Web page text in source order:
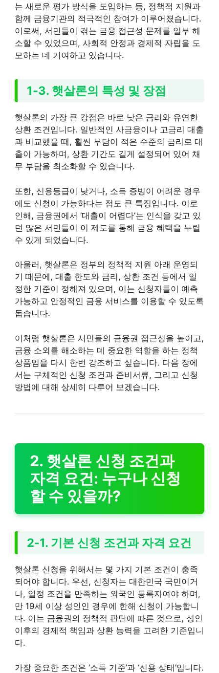
는 새로운 평가 방식을 도입하는 등, 정책적 지원과
함께 금융기관의 적극적인 참여가 이루어졌습니다.
이로써, 서민들이 겪는 금융 접근성 문제를 일부 해
소할 수 있었으며, 사회적 안정과 경제적 자립을 도
모하는 데 기여하고 있습니다.
1-3. 햇살론의 특성 및 장점
햇살론의 가장 큰 강점은 바로 낮은 금리와 유연한
상환 조건입니다. 일반적인 사금융이나 고금리 대출
과 비교했을 때, 훨씬 부담이 적은 수준의 금리로 대
출이 가능하며, 상환 기간도 길게 설정되어 있어 채
무 부담을 최소화할 수 있습니다.
또한, 신용등급이 낮거나, 소득 증빙이 어려운 경우
에도 신청이 가능하다는 점도 큰 특징입니다. 이로
인해, 금융권에서 ‘대출이 어렵다’는 인식을 갖고 있
던 많은 서민들이 이 제도를 통해 금융 혜택을 누릴
수 있게 되었습니다.
아울러, 햇살론은 정부의 정책적 지원 아래 운영되
기 때문에, 대출 한도와 금리, 상환 조건 등에서 일
정한 기준이 정해져 있으며, 이는 신청자들이 예측
가능하고 안정적인 금융 서비스를 이용할 수 있도록
돕습니다.
이처럼 햇살론은 서민들의 금융권 접근성을 높이고,
금융 소외를 해소하는 데 중요한 역할을 하는 정책
상품임을 다시 한번 강조하고 싶습니다. 다음 장에
서는 구체적인 신청 조건과 준비서류, 그리고 신청
방법에 대해 상세히 다루어 보겠습니다.
2. 햇살론 신청 조건과
자격 요건: 누구나 신청
할 수 있을까?
2-1. 기본 신청 조건과 자격 요건
햇살론 신청을 위해서는 몇 가지 기본 조건이 충족
되어야 합니다. 우선, 신청자는 대한민국 국민이거
나, 일정 조건을 만족하는 외국인 등록자여야 하며,
만 19세 이상 성인인 경우에 한해 신청이 가능합니
다. 이는 금융권의 정책적 판단에 따른 것으로, 성인
이후의 경제적 책임과 상환 능력을 고려한 기준입니
다.
가장 중요한 조건은 ‘소득 기준’과 ‘신용 상태’입니다.